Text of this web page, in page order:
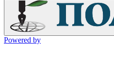
Powered by